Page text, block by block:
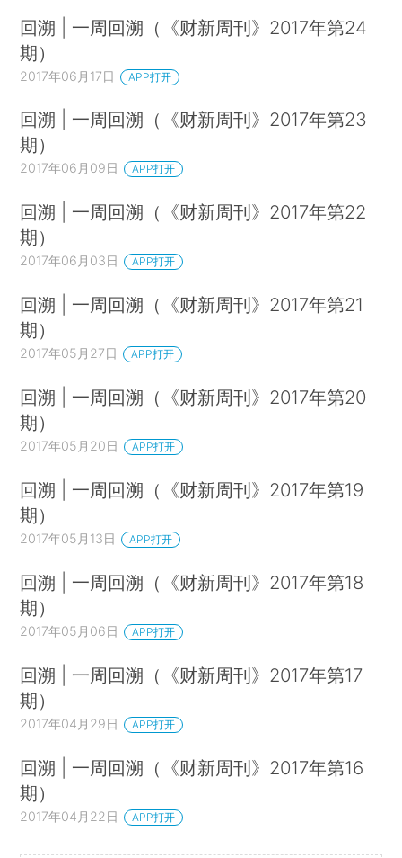
回溯 | 一周回溯（《财新周刊》2017年第24
期）
2017年06月17日 APP打开
回溯 | 一周回溯（《财新周刊》2017年第23
期）
2017年06月09日 APP打开
回溯 | 一周回溯（《财新周刊》2017年第22
期）
2017年06月03日 APP打开
回溯 | 一周回溯（《财新周刊》2017年第21
期）
2017年05月27日 APP打开
回溯 | 一周回溯（《财新周刊》2017年第20
期）
2017年05月20日 APP打开
回溯 | 一周回溯（《财新周刊》2017年第19
期）
2017年05月13日 APP打开
回溯 | 一周回溯（《财新周刊》2017年第18
期）
2017年05月06日 APP打开
回溯 | 一周回溯（《财新周刊》2017年第17
期）
2017年04月29日 APP打开
回溯 | 一周回溯（《财新周刊》2017年第16
期）
2017年04月22日 APP打开